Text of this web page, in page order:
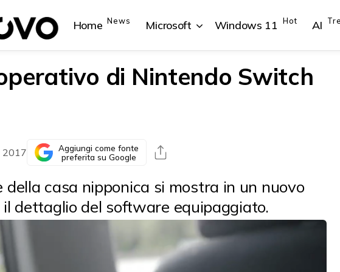
Home News Microsoft Windows 11 Hot AI
di Nintendo Switch
2017
Aggiungi come fonte
preferita su Google
della casa nipponica si mostra in un nuovo
dettaglio del software equipaggiato.